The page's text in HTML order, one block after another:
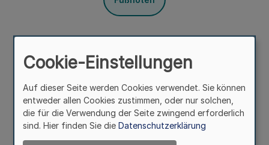
Auf Grund des § 25 Abs. 3 der
S. 217), zuletzt geändert durch Gesetz vom 15. Mai 1979
(GV. NW. S. 408), wird im Einvernehmen mit dem Ausschuß
für Kommunalpolitik des Landtags verordnet:
Cookie-Einstellungen
Auf dieser Seite werden Cookies verwendet. Sie können
entweder allen Cookies zustimmen, oder nur solchen,
die für die Verwendung der Seite zwingend erforderlich
sind. Hier finden Sie die Datenschutzerklärung